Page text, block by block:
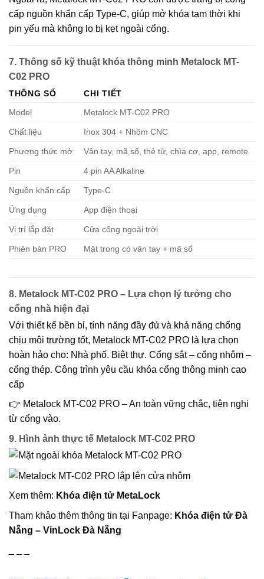
cấp nguồn khẩn cấp Type-C, giúp mở khóa tạm thời khi
pin yếu mà không lo bị kẹt ngoài cổng.
7. Thông số kỹ thuật khóa thông minh Metalock MT-
C02 PRO
THÔNG SỐ
CHI TIẾT
Model
Metalock MT-C02 PRO
Chất liệu Inox 304 + Nhôm CNC
Phương thức mở Vân tay, mã số, thẻ từ, chìa cơ, app, remote
Pin 4 pin AA Alkaline
Nguồn khẩn cấp Type-C
Ứng dụng App điện thoại
Vị trí lắp đặt Cửa cổng ngoài trời
Phiên bản PRO Mặt trong có vân tay + mã số
8. Metalock MT-C02 PRO – Lựa chọn lý tưởng cho
cổng nhà hiện đại
Với thiết kế bền bỉ, tính năng đầy đủ và khả năng chống
chịu môi trường tốt, Metalock MT-C02 PRO là lựa chọn
hoàn hảo cho: Nhà phố. Biệt thự. Cổng sắt – cổng nhôm –
cổng thép. Công trình yêu cầu khóa cổng thông minh cao
cấp
👉 Metalock MT-C02 PRO – An toàn vững chắc, tiện nghi
từ cổng vào.
9. Hình ảnh thực tế Metalock MT-C02 PRO
Xem thêm: Khóa điện tử MetaLock
Tham khảo thêm thông tin tại Fanpage: Khóa điện tử Đà
Nẵng – VinLock Đà Nẵng